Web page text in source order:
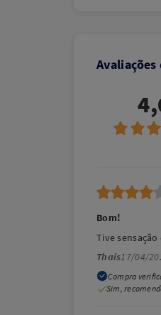
Bom!
Tive
Thais17/04/
Compra
Sim,